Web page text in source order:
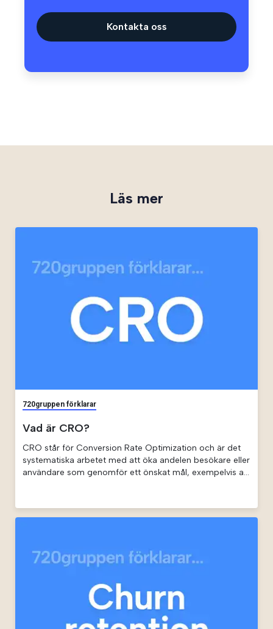
Kontakta oss
Läs mer
720gruppen förklarar
Vad är CRO?
CRO står för Conversion Rate Optimization och är det
systematiska arbetet med att öka andelen besökare eller
användare som genomför ett önskat mål, exempelvis att